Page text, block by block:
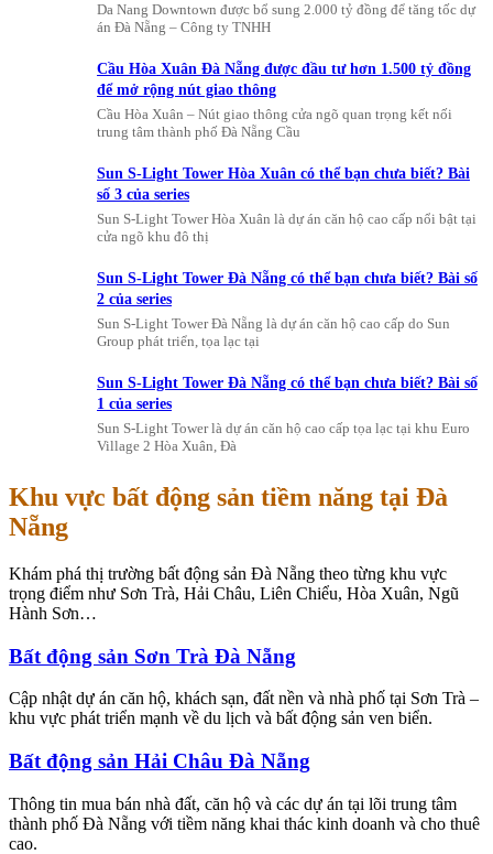
Da Nang Downtown được bổ sung 2.000 tỷ đồng để tăng tốc dự
án Đà Nẵng – Công ty TNHH
Cầu Hòa Xuân Đà Nẵng được đầu tư hơn 1.500 tỷ đồng
để mở rộng nút giao thông
Cầu Hòa Xuân – Nút giao thông cửa ngõ quan trọng kết nối
trung tâm thành phố Đà Nẵng Cầu
Sun S-Light Tower Hòa Xuân có thể bạn chưa biết? Bài
số 3 của series
Sun S-Light Tower Hòa Xuân là dự án căn hộ cao cấp nổi bật tại
cửa ngõ khu đô thị
Sun S-Light Tower Đà Nẵng có thể bạn chưa biết? Bài số
2 của series
Sun S-Light Tower Đà Nẵng là dự án căn hộ cao cấp do Sun
Group phát triển, tọa lạc tại
Sun S-Light Tower Đà Nẵng có thể bạn chưa biết? Bài số
1 của series
Sun S-Light Tower là dự án căn hộ cao cấp tọa lạc tại khu Euro
Village 2 Hòa Xuân, Đà
Khu vực bất động sản tiềm năng tại Đà
Nẵng
Khám phá thị trường bất động sản Đà Nẵng theo từng khu vực
trọng điểm như Sơn Trà, Hải Châu, Liên Chiểu, Hòa Xuân, Ngũ
Hành Sơn…
Bất động sản Sơn Trà Đà Nẵng
Cập nhật dự án căn hộ, khách sạn, đất nền và nhà phố tại Sơn Trà –
khu vực phát triển mạnh về du lịch và bất động sản ven biển.
Bất động sản Hải Châu Đà Nẵng
Thông tin mua bán nhà đất, căn hộ và các dự án tại lõi trung tâm
thành phố Đà Nẵng với tiềm năng khai thác kinh doanh và cho thuê
cao.